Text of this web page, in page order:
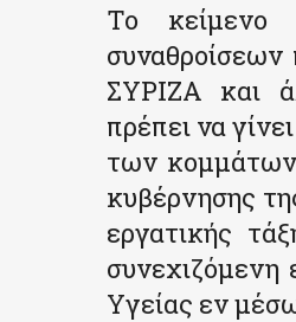
Το κείμενο
ΣΥΡΙΖΑ και
πρέπει να
των κομμάτων
κυβέρνησης
εργατικής
συνεχιζόμενη
Υγείας εν